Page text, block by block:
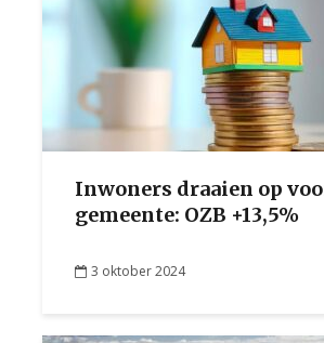
Inwoners draaien op
gemeente: OZB +13,5%
3 oktober 2024